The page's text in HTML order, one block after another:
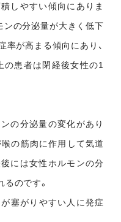
しやすい傾向にありま
ンの分泌量が大きく低下
率が高まる傾向にあり、
患者は閉経後女性の1
の分泌量の変化があり
の筋肉に作用して気道
には女性ホルモンの分
のです。
が塞がりやすい人に発症